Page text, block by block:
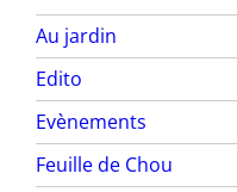
Au jardin
Edito
Evènements
Feuille de Chou